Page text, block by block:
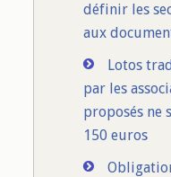
définir les
aux
Lotos
par les
proposés ne
150 euros